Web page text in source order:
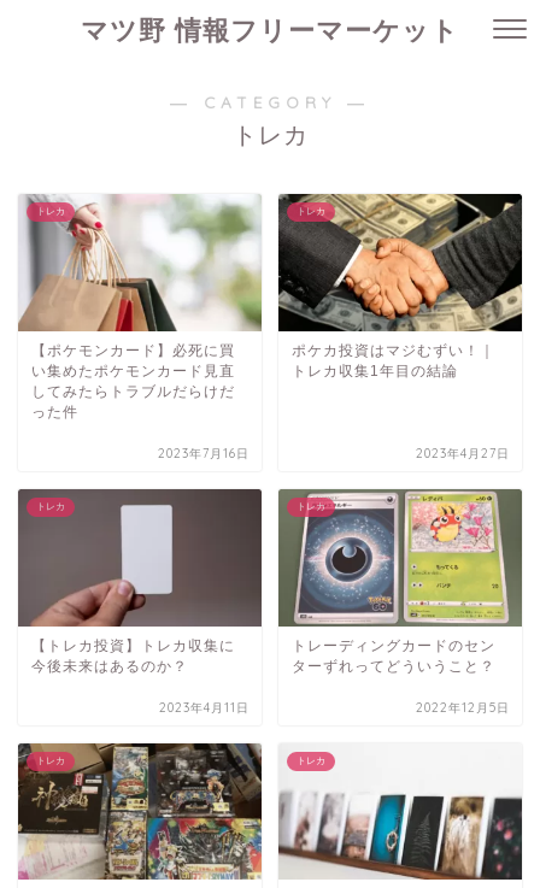
マツ野 情報フリーマーケット
― CATEGORY ―
トレカ
トレカ
【ポケモンカード】必死に買
い集めたポケモンカード見直
してみたらトラブルだらけだ
った件
2023年7月16日
トレカ
ポケカ投資はマジむずい！｜
トレカ収集1年目の結論
2023年4月27日
トレカ
【トレカ投資】トレカ収集に
今後未来はあるのか？
2023年4月11日
トレカ
トレーディングカードのセン
ターずれってどういうこと？
2022年12月5日
トレカ トレカ